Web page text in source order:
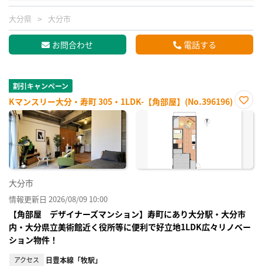
大分県 大分市
お問合わせ 電話する
割引キャンペーン
Kマンスリー大分・寿町 305・1LDK-【角部屋】(No.396196)
お気
大分市
情報更新日 2026/08/09 10:00
【角部屋 デザイナーズマンション】寿町にあり大分駅・大分市
内・大分県立美術館近く役所等に便利で好立地1LDK広々リノベー
ション物件！
アクセス 日豊本線「牧駅」